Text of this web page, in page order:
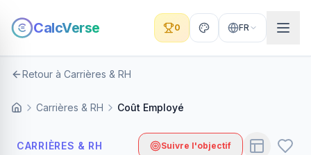
CalcVerse 0 FR
Retour à Carrières & RH
Carrières & RH Coût Employé
CARRIÈRES & RH Suivre l'objectif